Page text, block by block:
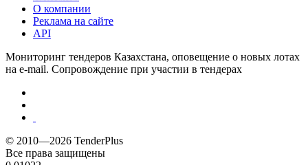
О компании
Реклама на сайте
API
Мониторинг тендеров Казахстана, оповещение о новых лотах
на e-mail. Сопровождение при участии в тендерах
© 2010—2026 TenderPlus
Все права защищены